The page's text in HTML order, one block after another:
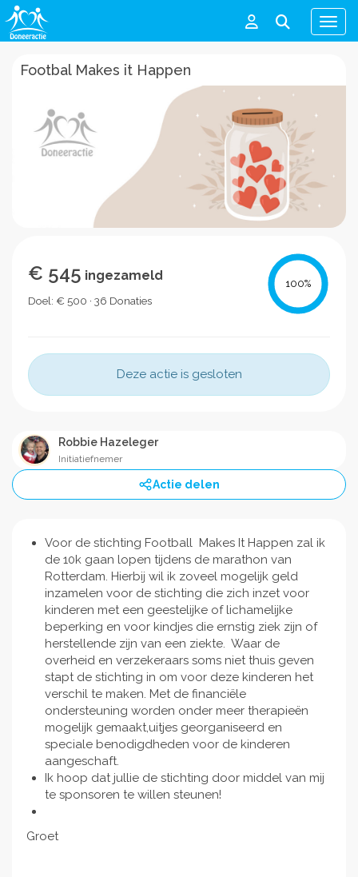
Menu
Footbal Makes it Happen
€ 545 ingezameld
Doel: € 500 · 36 Donaties
100%
Deze actie is gesloten
Robbie Hazeleger
Initiatiefnemer
Actie delen
Voor de stichting Football Makes It Happen zal ik
de 10k gaan lopen tijdens de marathon van
Rotterdam. Hierbij wil ik zoveel mogelijk geld
inzamelen voor de stichting die zich inzet voor
kinderen met een geestelijke of lichamelijke
beperking en voor kindjes die ernstig ziek zijn of
herstellende zijn van een ziekte. Waar de
overheid en verzekeraars soms niet thuis geven
stapt de stichting in om voor deze kinderen het
verschil te maken. Met de financiële
ondersteuning worden onder meer therapieën
mogelijk gemaakt,uitjes georganiseerd en
speciale benodigdheden voor de kinderen
aangeschaft.
Ik hoop dat jullie de stichting door middel van mij
te sponsoren te willen steunen!
Groet